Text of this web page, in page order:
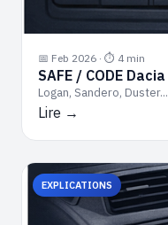
📅 Feb 2026 · ⏱ 4 min
SAFE / CODE Dacia
Logan, Sandero, Duster...
Lire →
EXPLICATIONS